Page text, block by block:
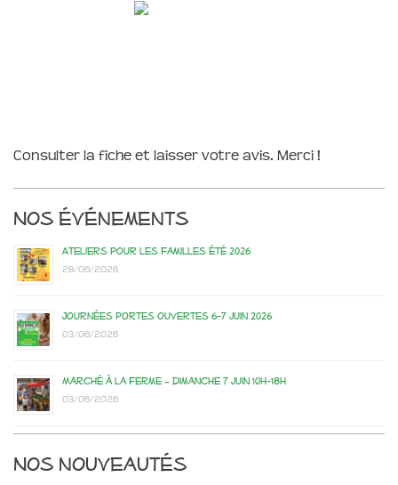
Consulter la fiche et laisser votre avis. Merci !
Nos événements
Ateliers pour les familles été 2026
28/06/2026
Journées portes ouvertes 6-7 juin 2026
03/06/2026
Marché à la ferme – dimanche 7 juin 10h-18h
03/06/2026
Nos nouveautés